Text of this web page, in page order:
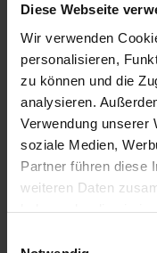
Diese Webseite
Wir verwenden
personalisieren,
zu können und die
analysieren.
Verwendung unserer
soziale Medien,
Partner führen diese
weiteren Daten
Im Landesinneren
vielen anderen
prächtigen
Buddhismus und
spanische
Reisterrassen.
für viele Touristen
Banaue. Sie